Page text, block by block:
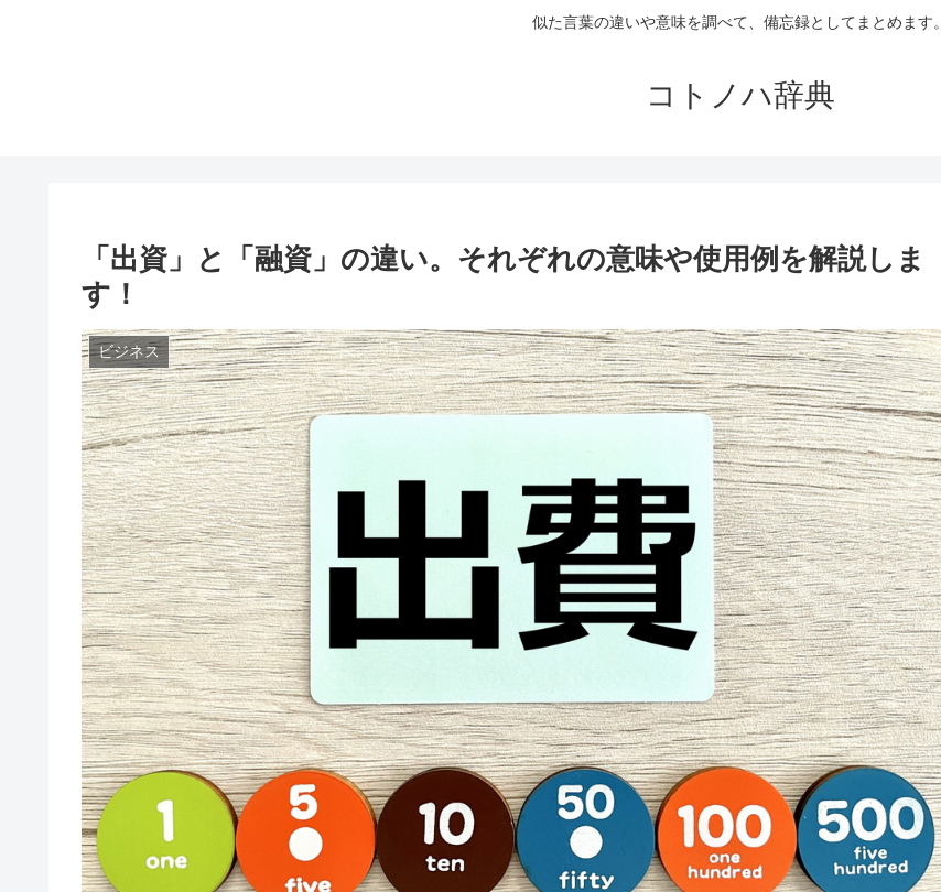
似た言葉の違いや意味を調べて、備忘録としてまとめます。
コトノハ辞典
「出資」と「融資」の違い。それぞれの意味や使用例を解説しま
す！
ビジネス